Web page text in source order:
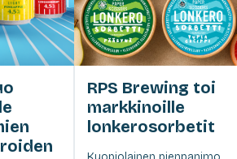
RPS Brewing toi
markkinoille
lonkerosorbetit